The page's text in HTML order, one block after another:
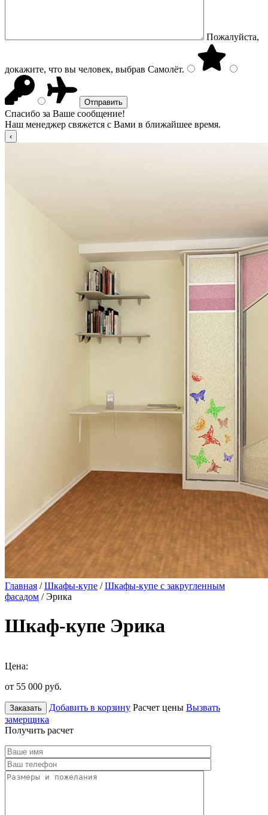
Пожалуйста,
докажите, что вы человек, выбрав Самолёт.
Спасибо за Ваше сообщение!
Наш менеджер свяжется с Вами в ближайшее время.
Главная /Шкафы-купе /Шкафы-купе с закругленным
фасадом / Эрика
Шкаф-купе Эрика
Цена:
от 55 000 руб.
Заказать Добавить в корзину Расчет цены Вызвать
замерщика
Получить расчет